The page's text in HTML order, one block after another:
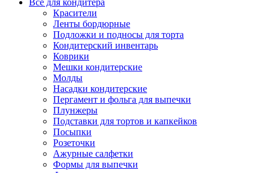
Всё для кондитера
Красители
Ленты бордюрные
Подложки и подносы для торта
Кондитерский инвентарь
Коврики
Мешки кондитерские
Молды
Насадки кондитерские
Пергамент и фольга для выпечки
Плунжеры
Подставки для тортов и капкейков
Посыпки
Розеточки
Ажурные салфетки
Формы для выпечки